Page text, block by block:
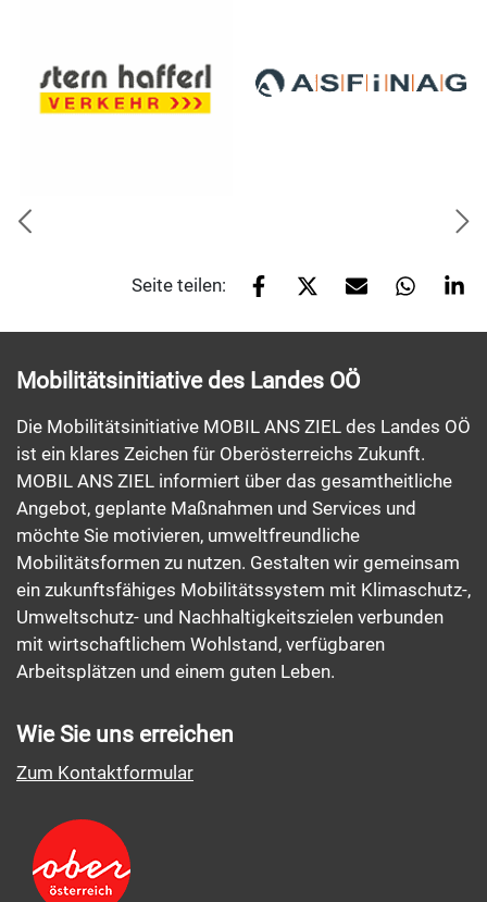
Seite teilen:
Mobilitätsinitiative des Landes OÖ
Die Mobilitätsinitiative MOBIL ANS ZIEL des Landes OÖ
ist ein klares Zeichen für Oberösterreichs Zukunft.
MOBIL ANS ZIEL informiert über das gesamtheitliche
Angebot, geplante Maßnahmen und Services und
möchte Sie motivieren, umweltfreundliche
Mobilitätsformen zu nutzen. Gestalten wir gemeinsam
ein zukunftsfähiges Mobilitätssystem mit Klimaschutz-,
Umweltschutz- und Nachhaltigkeitszielen verbunden
mit wirtschaftlichem Wohlstand, verfügbaren
Arbeitsplätzen und einem guten Leben.
Wie Sie uns erreichen
Zum Kontaktformular